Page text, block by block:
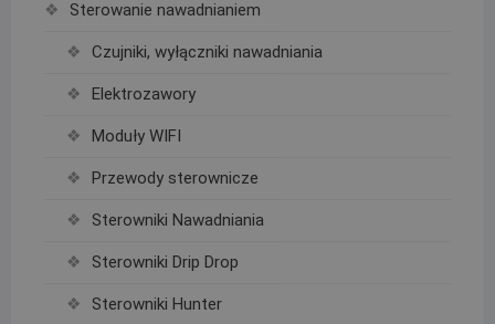
Sterowanie nawadnianiem
Czujniki, wyłączniki nawadniania
Elektrozawory
Moduły WIFI
Przewody sterownicze
Sterowniki Nawadniania
Sterowniki Drip Drop
Sterowniki Hunter